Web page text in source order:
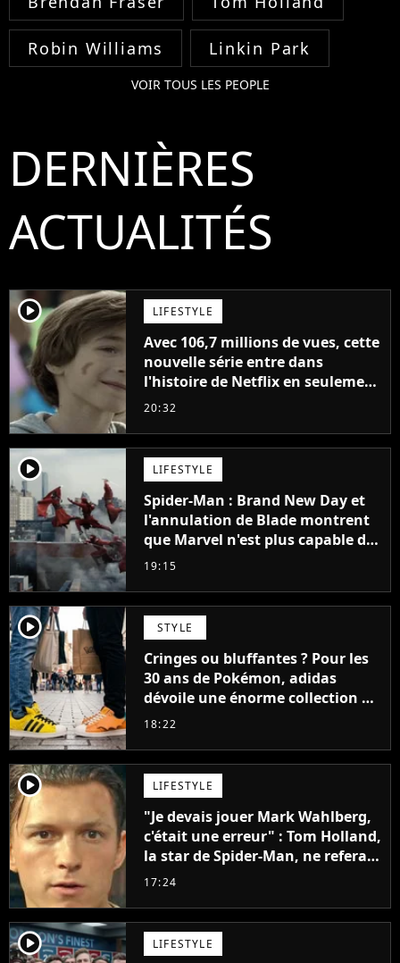
Robin Williams Linkin Park
VOIR TOUS LES PEOPLE
DERNIÈRES
ACTUALITÉS
player2 LIFESTYLE
Avec 106,7 millions de vues, cette
nouvelle série entre dans
l'histoire de Netflix en seulement
48 jours
20:32
player2 LIFESTYLE
Spider-Man : Brand New Day et
l'annulation de Blade montrent
que Marvel n'est plus capable de
faire quoi que ce soit de simple
19:15
player2 STYLE
Cringes ou bluffantes ? Pour les
30 ans de Pokémon, adidas
dévoile une énorme collection de
sneakers et je ne sais pas quoi en
18:22
player2 LIFESTYLE
"Je devais jouer Mark Wahlberg,
c'était une erreur" : Tom Holland,
la star de Spider-Man, ne referait
pas ce blockbuster
17:24
player2 LIFESTYLE